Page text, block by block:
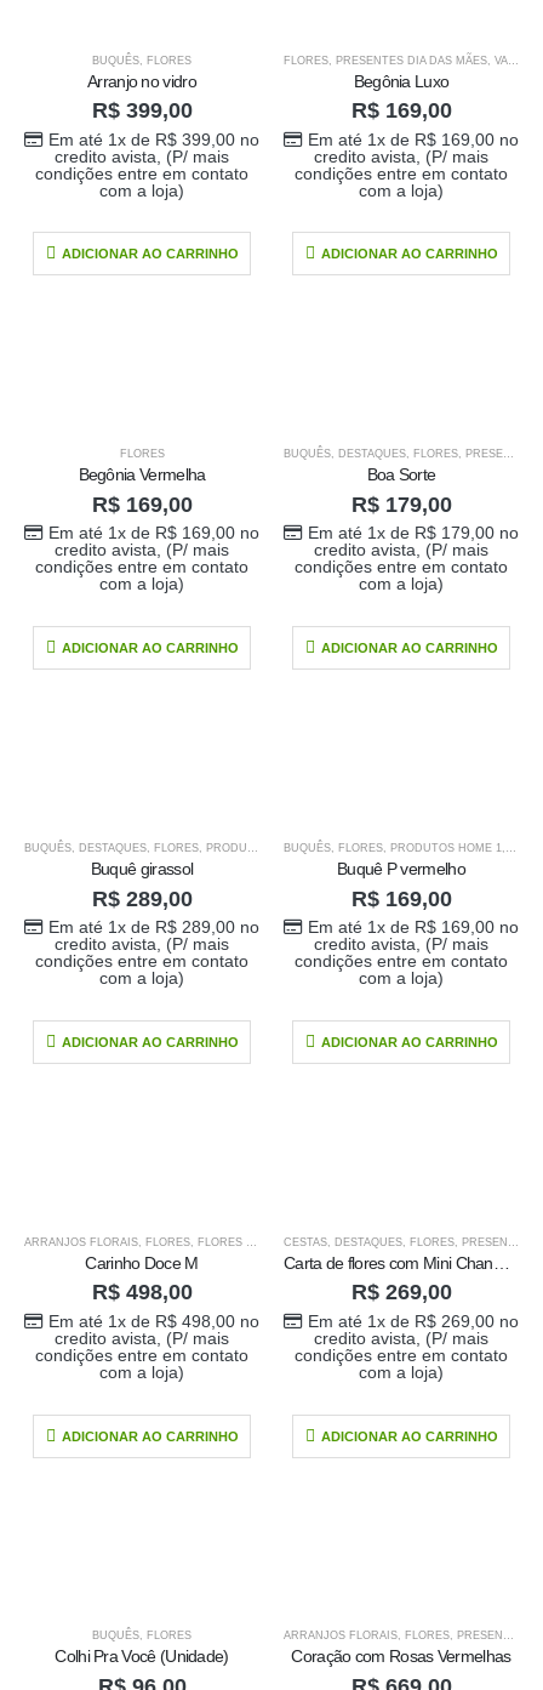
BUQUÊS FLORES
Arranjo no vidro
R$399,00
Em até 1x de R$399,00no
credito avista, (P/ mais
condições entre em contato
com a loja)
ADICIONAR AO CARRINHO
FLORES PRESENTES DIA DAS MÃES VASOS
Begônia Luxo
R$169,00
Em até 1x de R$169,00no
credito avista, (P/ mais
condições entre em contato
com a loja)
ADICIONAR AO CARRINHO
FLORES
Begônia Vermelha
R$169,00
Em até 1x de R$169,00no
credito avista, (P/ mais
condições entre em contato
com a loja)
ADICIONAR AO CARRINHO
BUQUÊS, DESTAQUES, FLORES, PRESENTE PARA O SEU AMOR
Boa Sorte
R$179,00
Em até 1x de R$179,00no
credito avista, (P/ mais
condições entre em contato
com a loja)
ADICIONAR AO CARRINHO
BUQUÊS DESTAQUES FLORES PRODUTOS HOME 1 ,PRODUTOS HOME1,SUGESTÕES DA
Buquê girassol
R$289,00
Em até 1x de R$289,00no
credito avista, (P/ mais
condições entre em contato
com a loja)
ADICIONAR AO CARRINHO
BUQUÊS FLORES PRODUTOS HOME 1
Buquê P vermelho
R$169,00
Em até 1x de R$169,00no
credito avista, (P/ mais
condições entre em contato
com a loja)
ADICIONAR AO CARRINHO
ARRANJOS FLORAIS FLORES FLORES NA CAIXA
Carinho Doce M
R$498,00
Em até 1x de R$498,00no
credito avista, (P/ mais
condições entre em contato
com a loja)
ADICIONAR AO CARRINHO
CESTAS DESTAQUES FLORES PRESENTE PARA O SEU AMOR
R$269,00
Em até 1x de R$269,00no
credito avista, (P/ mais
condições entre em contato
com a loja)
ADICIONAR AO CARRINHO
BUQUÊS, FLORES
Colhi Pra Você (Unidade)
ARRANJOS FLORAIS, FLORES, PRESENTE PARA O SEU AMOR
Coração com Rosas Vermelhas